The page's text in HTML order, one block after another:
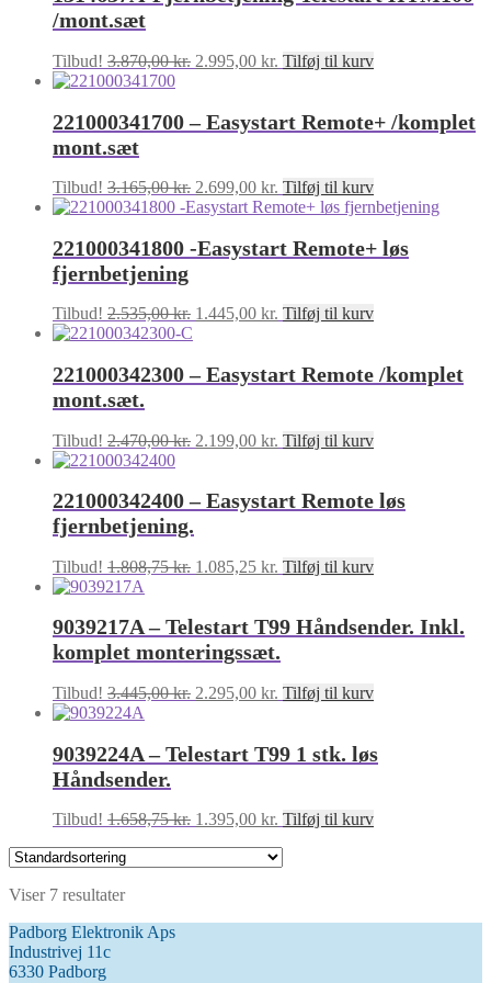
/mont.sæt
Tilbud! 3.870,00kr. Den
var:
3.870,00 kr..
2.995,00 kr. Den
er:
2.995,00 kr..
Tilføj til kurv
221000341700 – Easystart Remote+ /komplet
mont.sæt
Tilbud! 3.165,00kr. Den
oprindelige
var:
3.165,00 kr..
2.699,00 kr. Den
aktuelle
er:
2.699,00 kr..
Tilføj til kurv
221000341800 -Easystart Remote+ løs
fjernbetjening
Tilbud! 2.535,00kr. Den
var:
2.535,00 kr..
1.445,00 kr. Den
er:
1.445,00 kr..
Tilføj til kurv
221000342300 – Easystart Remote /komplet
mont.sæt.
Tilbud! 2.470,00kr. Den
var:
2.470,00 kr..
2.199,00 kr. Den
er:
Tilføj til kurv
221000342400 – Easystart Remote løs
fjernbetjening.
Tilbud! 1.808,75kr. Den
var:
1.808,75 kr..
1.085,25 kr. Den
er:
Tilføj til kurv
9039217A – Telestart T99 Håndsender. Inkl.
komplet monteringssæt.
Tilbud! 3.445,00kr. Den
var:
3.445,00 kr..
2.295,00 kr. Den
er:
2.295,00 kr..
Tilføj til kurv
9039224A – Telestart T99 1 stk. løs
Håndsender.
Tilbud! 1.658,75kr. Den
1.395,00 kr. Den
pris
Tilføj til kurv
Viser 7 resultater
Padborg Elektronik Aps
Industrivej 11c
6330 Padborg